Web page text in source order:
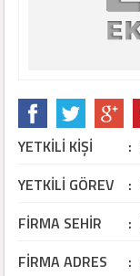
YETKİLİ KİŞİ :
YETKİLİ GÖREV :
FİRMA SEHİR :
FİRMA ADRES :